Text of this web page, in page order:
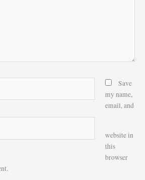
Save
my name,
email, and
website in
this
browser